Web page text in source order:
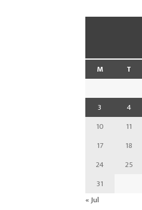
M T
3
4
10
11
17
18
24
25
31
« Jul